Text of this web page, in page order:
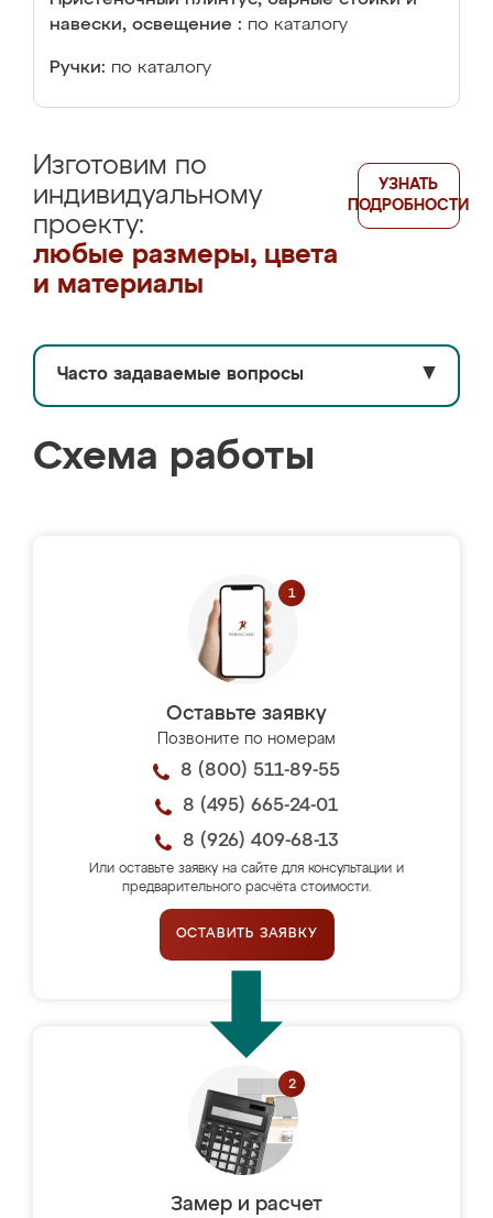
навески, освещение : по каталогу
Ручки: по каталогу
Изготовим по
индивидуальному
проекту:
любые размеры, цвета
и материалы
УЗНАТЬ
ПОДРОБНОСТИ
Часто задаваемые вопросы ▼
Схема работы
Оставьте заявку
Позвоните по номерам
8 (800) 511-89-55
8 (495) 665-24-01
8 (926) 409-68-13
Или оставьте заявку на сайте для консультации и
предварительного расчёта стоимости.
ОСТАВИТЬ ЗАЯВКУ
Замер и расчет